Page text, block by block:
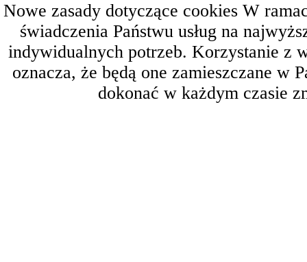
Nowe zasady dotyczące cookies W
świadczenia Państwu usług na
indywidualnych potrzeb. Korzystanie z
oznacza, że będą one zamieszczane w
dokonać w każdym czasie